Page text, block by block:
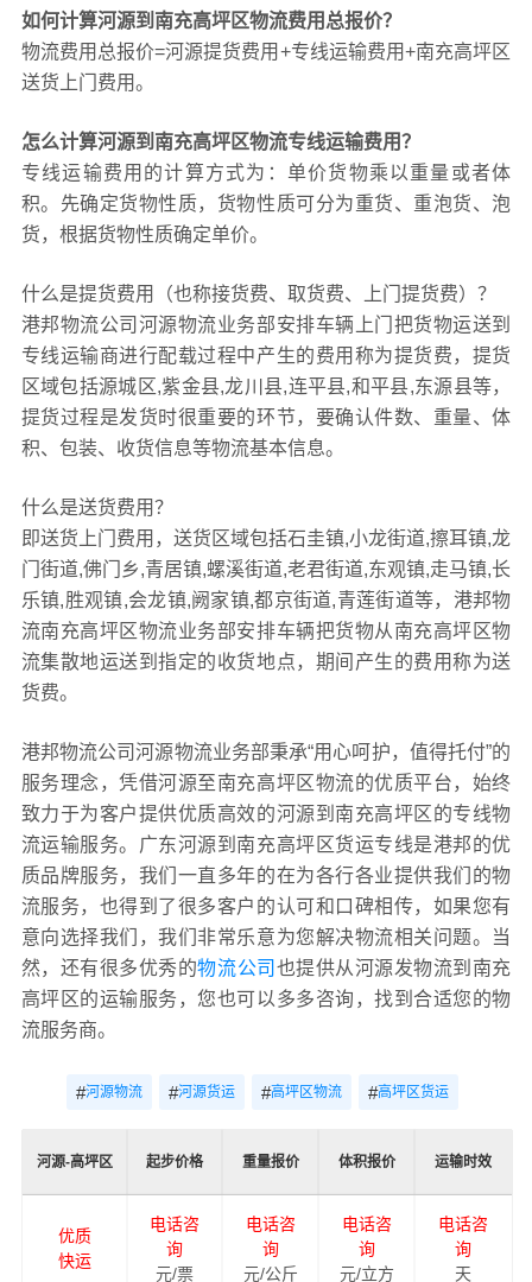
如何计算河源到南充高坪区物流费用总报价？
物流费用总报价=河源提货费用+专线运输费用+南充高坪区
送货上门费用。
怎么计算河源到南充高坪区物流专线运输费用？
专线运输费用的计算方式为：单价货物乘以重量或者体
积。先确定货物性质，货物性质可分为重货、重泡货、泡
货，根据货物性质确定单价。
什么是提货费用（也称接货费、取货费、上门提货费）？
港邦物流公司河源物流业务部安排车辆上门把货物运送到
专线运输商进行配载过程中产生的费用称为提货费，提货
区域包括源城区,紫金县,龙川县,连平县,和平县,东源县等，
提货过程是发货时很重要的环节，要确认件数、重量、体
积、包装、收货信息等物流基本信息。
什么是送货费用？
即送货上门费用，送货区域包括石圭镇,小龙街道,擦耳镇,龙
门街道,佛门乡,青居镇,螺溪街道,老君街道,东观镇,走马镇,长
乐镇,胜观镇,会龙镇,阙家镇,都京街道,青莲街道等，港邦物
流南充高坪区物流业务部安排车辆把货物从南充高坪区物
流集散地运送到指定的收货地点，期间产生的费用称为送
货费。
港邦物流公司河源物流业务部秉承“用心呵护，值得托付”的
服务理念，凭借河源至南充高坪区物流的优质平台，始终
致力于为客户提供优质高效的河源到南充高坪区的专线物
流运输服务。广东河源到南充高坪区货运专线是港邦的优
质品牌服务，我们一直多年的在为各行各业提供我们的物
流服务，也得到了很多客户的认可和口碑相传，如果您有
意向选择我们，我们非常乐意为您解决物流相关问题。当
然，还有很多优秀的物流公司 也提供从河源发物流到南充
高坪区的运输服务，您也可以多多咨询，找到合适您的物
流服务商。
#河源物流 #河源货运 #高坪区物流 #高坪区货运
河源-高坪区 起步价格 重量报价 体积报价 运输时效
优质
快运
电话咨
询
元/票
电话咨
询
元/公斤
电话咨
询
元/立方
电话咨
询
天